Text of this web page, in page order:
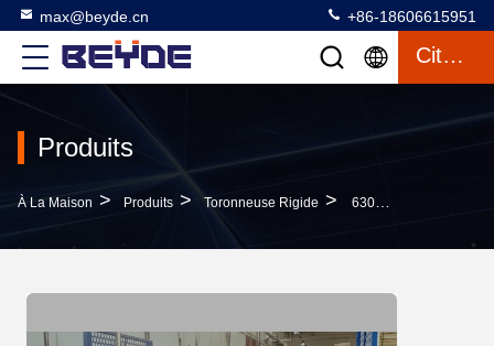
max@beyde.cn +86-18606615951
Citation
Produits
À La Maison > Produits > Toronneuse Rigide > 630/12+18 Toronneuse Rigide Avec La Vitesse Individuelle Du Moteur 240rpm